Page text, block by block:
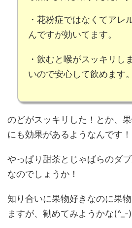
・花粉症ではなくてアレ
んですが効いてます。
・飲むと喉がスッキリ し
いので安心して飲めます。
のどがスッキリした！とか、
にも効果があるようなんです！
やっぱり甜茶とじゃばらのダ
なのでしょうか！
知り合いに果物好きなのに果
ますが、勧めてみようかな